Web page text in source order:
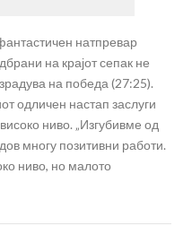
натпревар
на крајот сепак не
на победа (27:25).
одличен настап заслуги
ниво. „Изгубивме од
многу позитивни работи.
ниво, но малото